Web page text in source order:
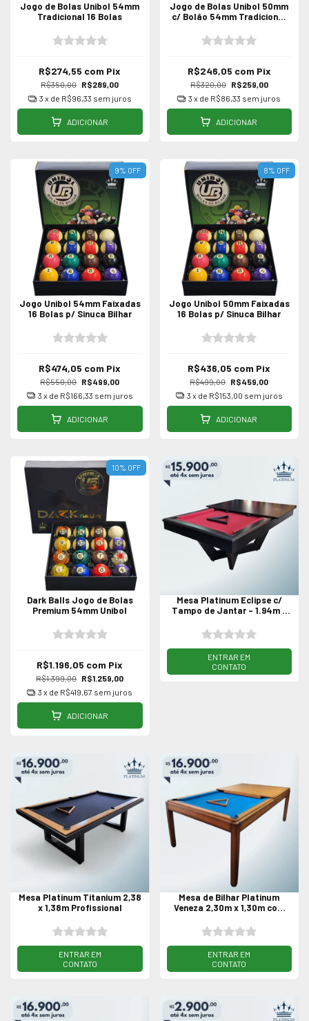
Jogo de Bolas Unibol 54mm
Tradicional 16 Bolas
R$350,00 R$289,00
R$274,55 com Pix
3 x de R$96,33 sem juros
ADICIONAR
Jogo de Bolas Unibol 50mm
c/ Bolão 54mm Tradicional
R$320,00 R$259,00
R$246,05 com Pix
3 x de R$86,33 sem juros
ADICIONAR
9% OFF
Jogo Unibol 54mm Faixadas
16 Bolas p/ Sinuca Bilhar
R$550,00 R$499,00
R$474,05 com Pix
3 x de R$166,33 sem juros
ADICIONAR
8% OFF
Jogo Unibol 50mm Faixadas
16 Bolas p/ Sinuca Bilhar
R$499,00 R$459,00
R$436,05 com Pix
3 x de R$153,00 sem juros
ADICIONAR
10% OFF
Dark Balls Jogo de Bolas
Premium 54mm Unibol
R$1.399,00 R$1.259,00
R$1.196,05 com Pix
3 x de R$419,67 sem juros
ADICIONAR
Mesa Platinum Eclipse c/
Tampo de Jantar - 1.94m x
Preta
PREÇO SOB CONSULTA
Mesa Platinum Titanium 2,38
x 1,38m Profissional
PREÇO SOB CONSULTA
Mesa de Bilhar Platinum
Veneza 2,30m x 1,30m com
PREÇO SOB CONSULTA